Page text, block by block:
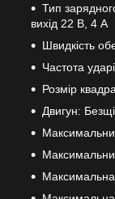
Тип
вихід 22 В, 4 А
Швидкість
Частота
Розмір
Двигун:
Максимальна